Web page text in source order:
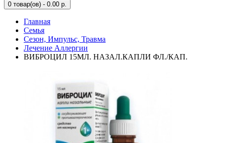
0 товар(ов) - 0.00 р.
Главная
Семья
Сезон, Импульс, Травма
Лечение Аллергии
ВИБРОЦИЛ 15МЛ. НАЗАЛ.КАПЛИ ФЛ./КАП.